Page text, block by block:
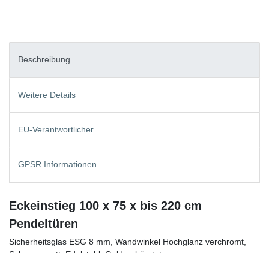
Beschreibung
Weitere Details
EU-Verantwortlicher
GPSR Informationen
Eckeinstieg 100 x 75 x bis 220 cm
Pendeltüren
Sicherheitsglas ESG 8 mm, Wandwinkel Hochglanz verchromt,